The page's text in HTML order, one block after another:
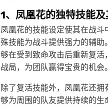
1、凤凰花的独特技能及
凤凰花的技能设定使其在战
殊技能为战斗提供强力的辅助
够在受到致命攻击后重新复
战局，为团队赢得宝贵的机会。
除了复活技能外，凤凰花还
够为周围的队友提供持续的生